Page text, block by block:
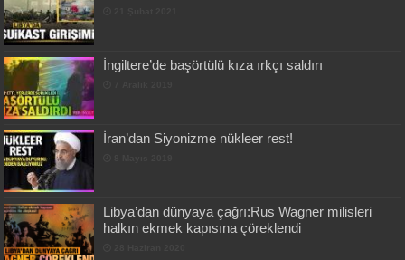
İngiltere’de başörtülü kıza ırkçı saldırı
İran’dan Siyonizme nükleer rest!
Libya’dan dünyaya çağrı:Rus Wagner milisleri
halkın ekmek kapısına çöreklendi